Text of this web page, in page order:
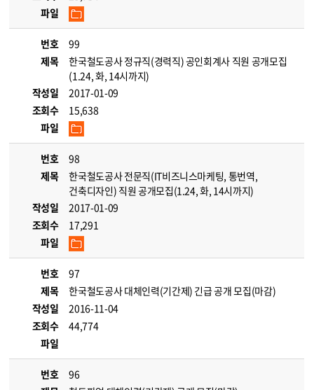
파일
번호
99
제목
한국철도공사 정규직(경력직) 공인회계사 직원 공개모집
(1.24, 화, 14시까지)
작성일
2017-01-09
조회수
15,638
파일
번호
98
제목
한국철도공사 전문직(IT비즈니스마케팅, 통번역,
건축디자인) 직원 공개모집(1.24, 화, 14시까지)
작성일
2017-01-09
조회수
17,291
파일
번호
97
제목
한국철도공사 대체인력(기간제) 긴급 공개 모집(마감)
작성일
2016-11-04
조회수
44,774
파일
번호
96